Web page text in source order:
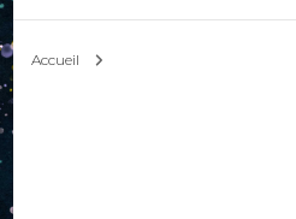
Accueil